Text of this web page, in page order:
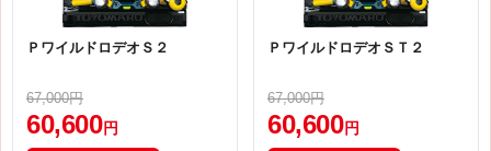
ＰワイルドロデオＳ２
67,000円
60,600 円
ＰワイルドロデオＳＴ２
67,000円
60,600 円